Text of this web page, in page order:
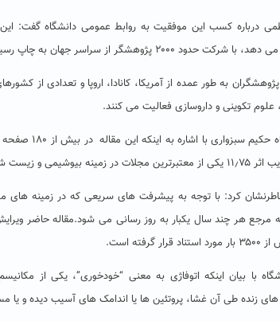
درباره کسب این موفقیت به روابط عمومی دانشگاه گفت:
حدود ۲۰۰۰ پژوهشگر از سراسر جهان به چاپ رسید.
به طور عمده از آمریکا، کانادا، اروپا و تعدادی از
علوم تکوینی و داروسازی فعالیت می کنند.
شناسی سلولی – مولکولی است.
کرد: با توجه به پیشرفت های سریعی که در زمینه های
است.
با بیان اینکه اتوفاژی به معنی “خودخوری”، یکی از
زنده طی آن غشا، پروتئین ها یا اندامک های آسیب دیده و یا